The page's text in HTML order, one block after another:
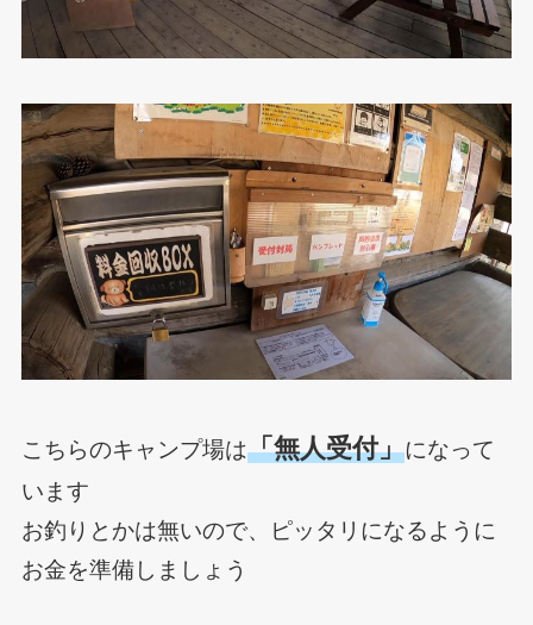
こちらのキャンプ場は「無人受付」になって
います
お釣りとかは無いので、ピッタリになるように
お金を準備しましょう